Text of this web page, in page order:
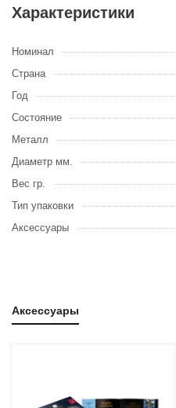
Характеристики
Номинал
Страна
Год
Состояние
Металл
Диаметр мм.
Вес гр.
Тип упаковки
Аксессуары
Аксессуары